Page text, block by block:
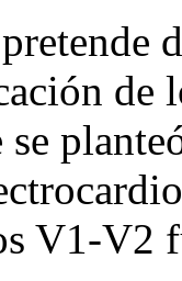
de
V1-V2